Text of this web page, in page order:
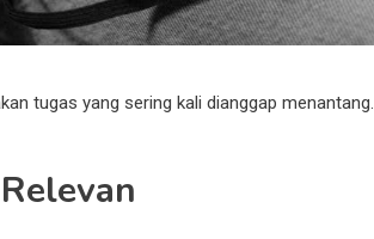
tugas yang sering kali dianggap